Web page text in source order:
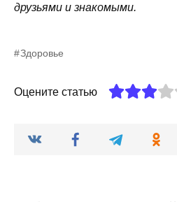
друзьями и знакомыми.
Здоровье
Оцените статью